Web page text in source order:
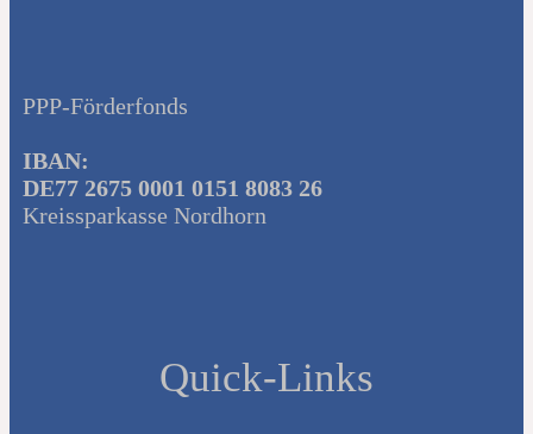
PPP-Förderfonds
IBAN:
DE77 2675 0001 0151 8083 26
Kreissparkasse Nordhorn
Quick-Links